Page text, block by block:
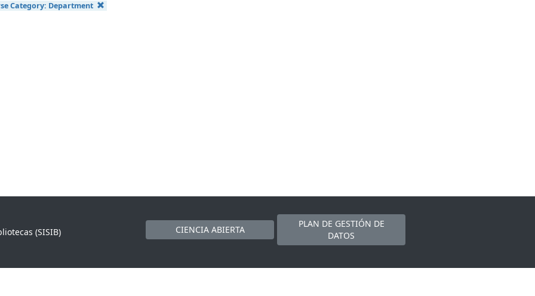
Category: Department
(SISIB)
CIENCIA ABIERTA
PLAN DE GESTIÓN DE
DATOS